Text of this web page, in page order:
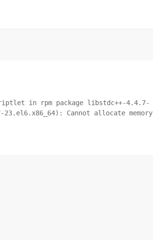
scriptlet in rpm package libstdc++-4.4.7-
Cannot allocate memory